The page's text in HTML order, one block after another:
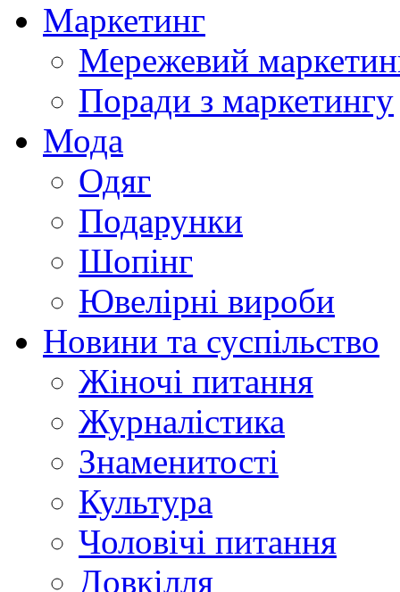
Маркетинг
Мережевий
Поради з маркетингу
Мода
Одяг
Подарунки
Шопінг
Ювелірні вироби
Новини та суспільство
Жіночі питання
Журналістика
Знаменитості
Культура
Чоловічі питання
Довкілля